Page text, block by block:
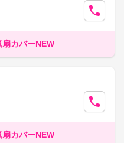
カバーNEW
カバーNEW